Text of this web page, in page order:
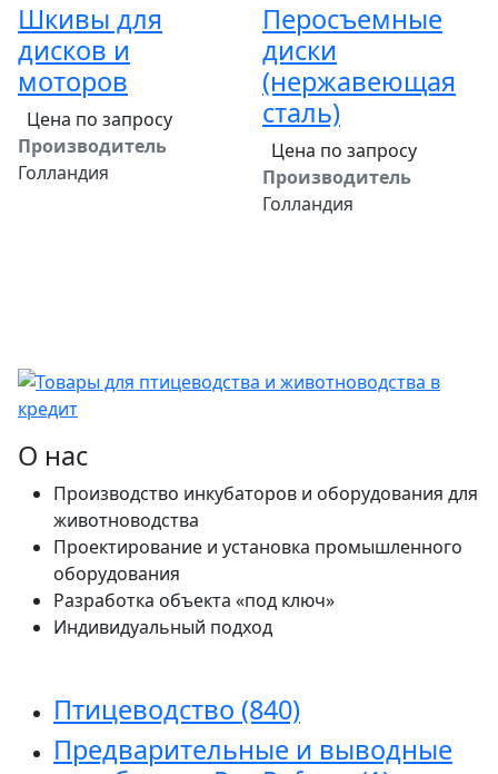
Шкивы для
дисков и
моторов
Цена по запросу
Производитель
Голландия
Перосъемные
диски
(нержавеющая
сталь)
Цена по запросу
Производитель
Голландия
О нас
Производство инкубаторов и оборудования для
животноводства
Проектирование и установка промышленного
оборудования
Разработка объекта «под ключ»
Индивидуальный подход
Птицеводство (840)
Предварительные и выводные